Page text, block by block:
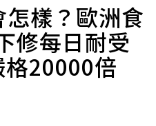
樣？歐洲食
修每日耐受
20000倍